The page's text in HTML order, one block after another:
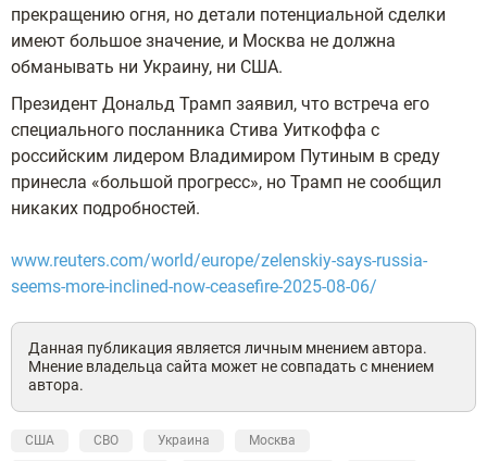
прекращению огня, но детали потенциальной сделки
имеют большое значение, и Москва не должна
обманывать ни Украину, ни США.
Президент Дональд Трамп заявил, что встреча его
специального посланника Стива Уиткоффа с
российским лидером Владимиром Путиным в среду
принесла «большой прогресс», но Трамп не сообщил
никаких подробностей.
www.reuters.com/world/europe/zelenskiy-says-russia-
seems-more-inclined-now-ceasefire-2025-08-06/
Данная публикация является личным мнением автора.
Мнение владельца сайта может не совпадать с мнением
автора.
США СВО Украина
Москва